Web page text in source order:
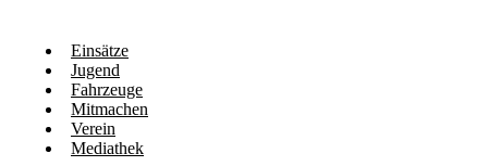
Einsätze
Jugend
Fahrzeuge
Mitmachen
Verein
Mediathek